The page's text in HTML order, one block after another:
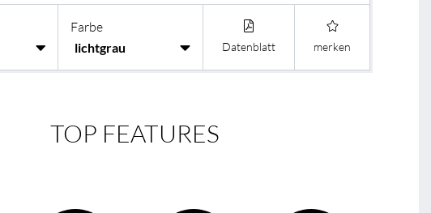
Farbe
Datenblatt merken
TOP FEATURES